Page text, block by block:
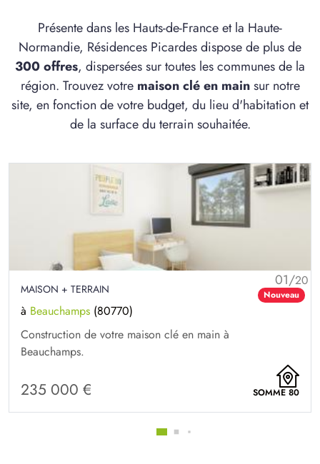
Présente dans les Hauts-de-France et la Haute-
Normandie, Résidences Picardes dispose de plus de
300 offres, dispersées sur toutes les communes de la
région. Trouvez votre maison clé en mainsur notre
site, en fonction de votre budget, du lieu d'habitation et
de la surface du terrain souhaitée.
01/20
Nouveau
MAISON + TERRAIN
à Beauchamps (80770)
Construction de votre maison clé en main à
Beauchamps.
235 000 € SOMME 80